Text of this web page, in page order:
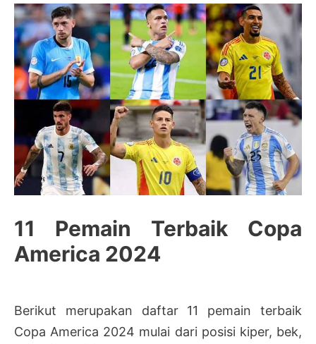
11 Pemain Terbaik Copa
America 2024
Berikut merupakan daftar 11 pemain terbaik
Copa America 2024 mulai dari posisi kiper, bek,